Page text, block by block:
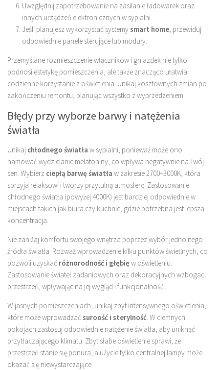
Uwzględnij zapotrzebowanie na zasilanie ładowarek oraz
innych urządzeń elektronicznych w sypialni.
Jeśli planujesz wykorzystać systemysmart home , przewiduj
odpowiednie panele sterujące lub moduły.
Przemyślane rozmieszczenie włączników i gniazdek nie tylko
podnosi estetykę pomieszczenia, ale także znacząco ułatwia
codzienne korzystanie z oświetlenia. Unikaj kosztownych zmian po
zakończeniu remontu, planując wszystko z wyprzedzeniem.
Błędy przy wyborze barwy i natężenia
światła
Unikaj chłodnego światła w sypialni, ponieważ może ono
hamować wydzielanie melatoniny, co wpływa negatywnie na Twój
sen. Wybierz ciepłą barwę światła w zakresie 2700–3000K, która
sprzyja relaksowi i tworzy przytulną atmosferę. Zastosowanie
chłodnego światła (powyżej 4000K) jest bardziej odpowiednie w
miejscach takich jak biura czy kuchnie, gdzie potrzebna jest lepsza
koncentracja.
Nie zaniżaj komfortu swojego wnętrza poprzez wybór jednolitego
źródła światła. Rozważ wprowadzenie kilku punktów świetlnych, co
pozwoli uzyskać różnorodność i głębię w oświetleniu.
Zastosowanie świateł zadaniowych oraz dekoracyjnych wzbogaci
przestrzeń, wpływając na jej wygląd i funkcjonalność.
W jasnych pomieszczeniach, unikaj zbyt intensywnego oświetlenia,
które może wprowadzać suroość i sterylność . W ciemnych
pokojach zastosuj odpowiednie natężenie światła, aby uniknąć
przytłaczającego klimatu. Zbyt słabe oświetlenie sprawi, że
przestrzeń stanie się ponura, a użycie tylko centralnej lampy może
okazać się niewystarczające.